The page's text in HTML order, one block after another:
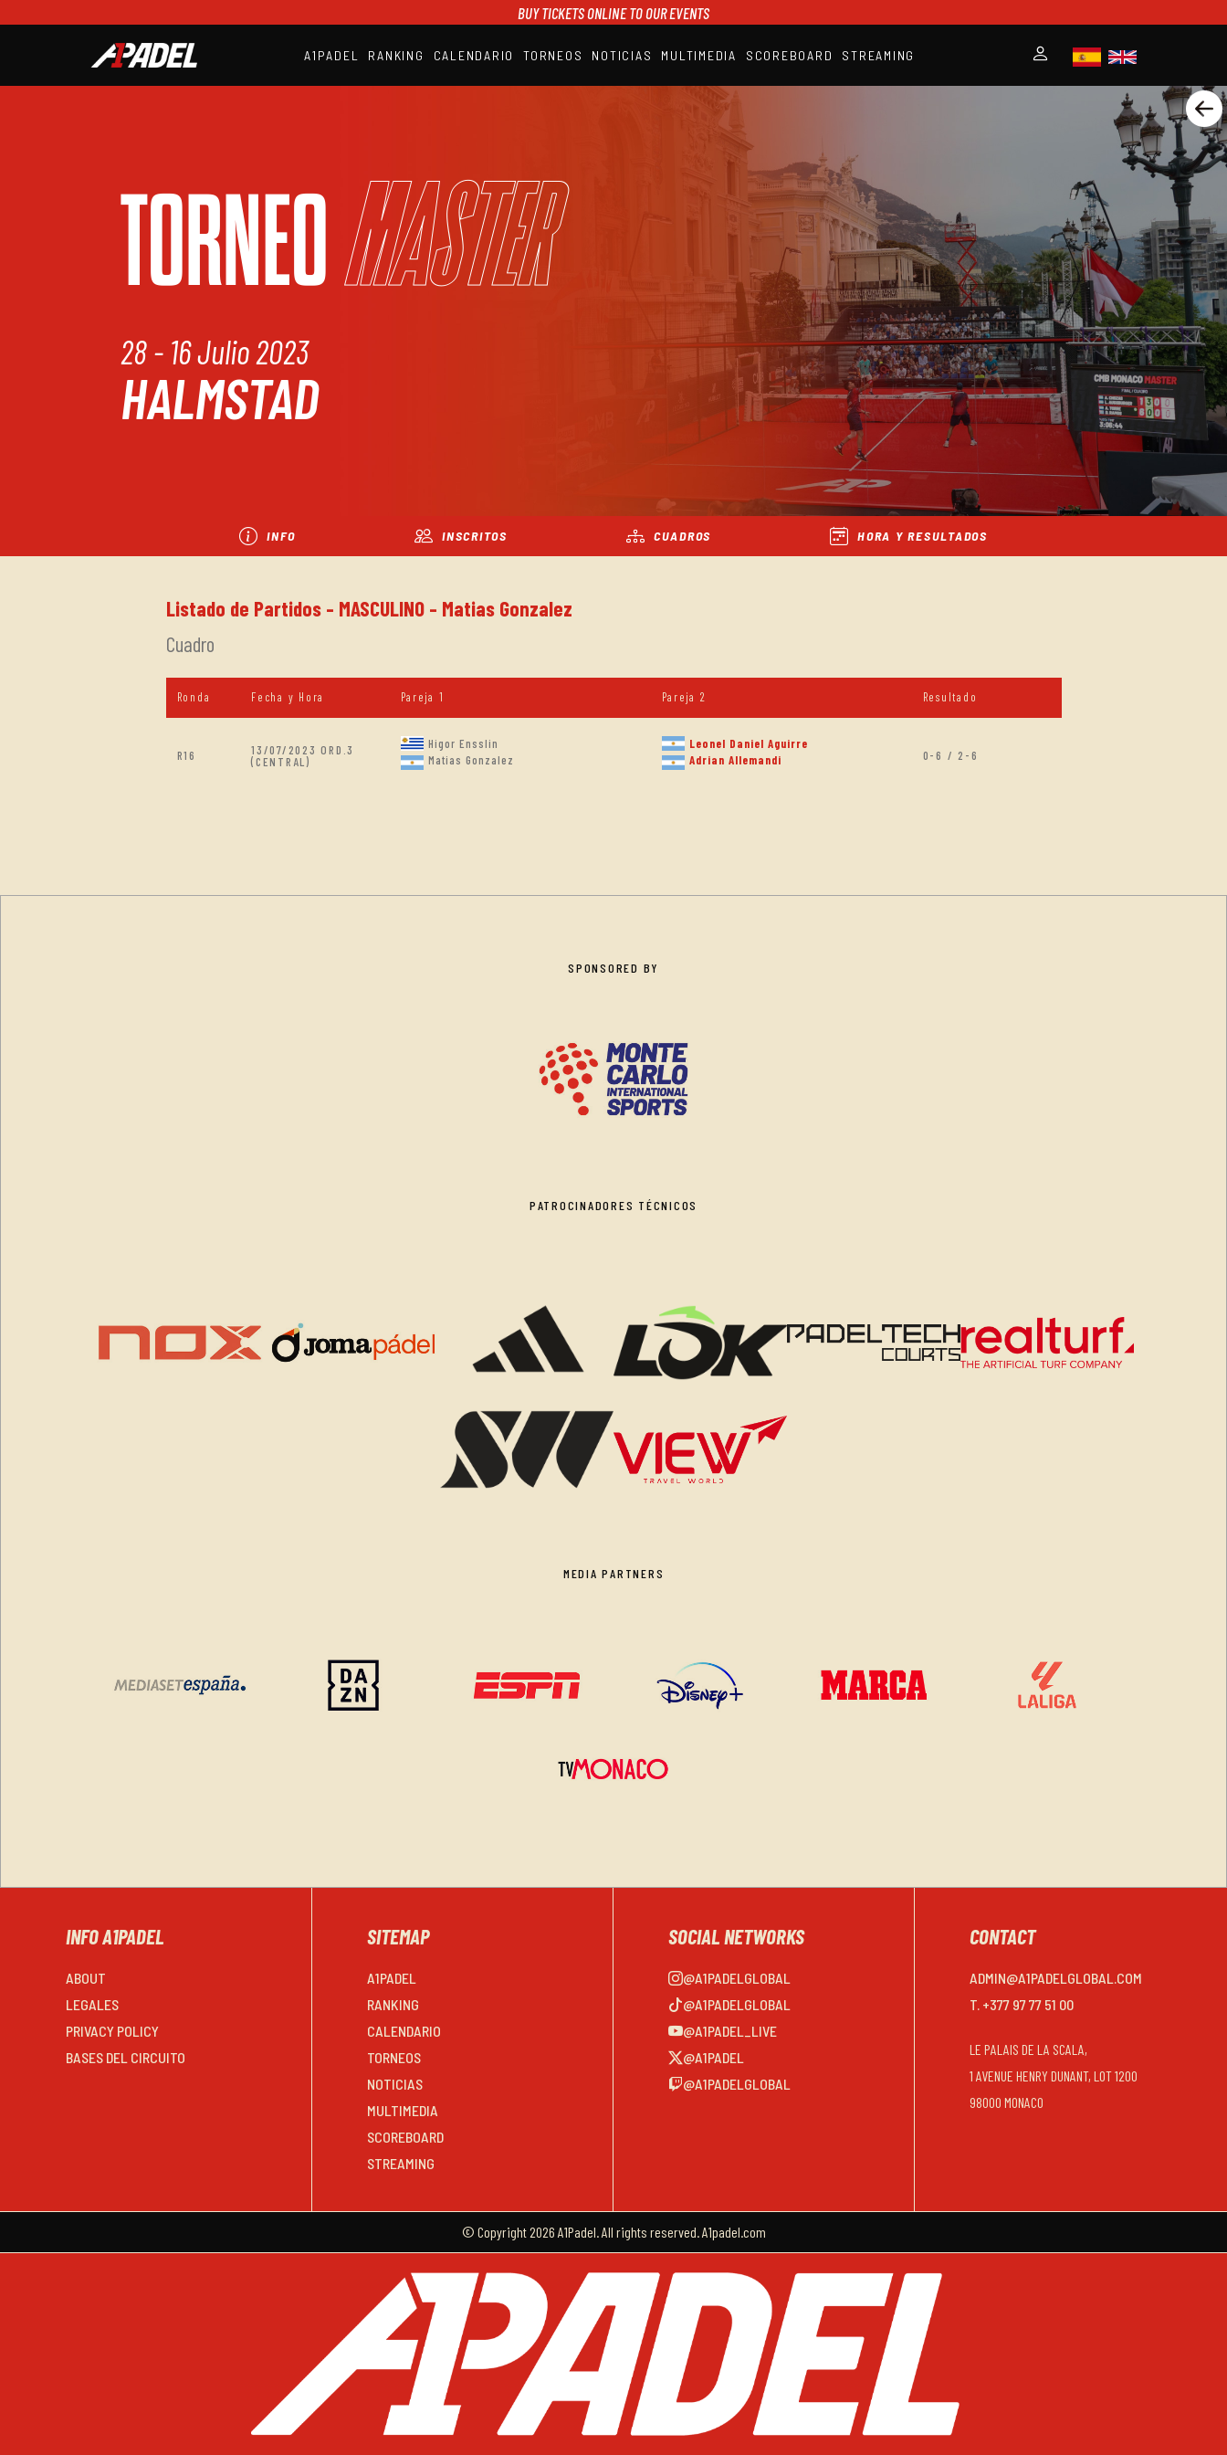
BUY TICKETS ONLINE TO OUR EVENTS
A1PADEL RANKING CALENDARIO TORNEOS NOTICIAS MULTIMEDIA SCOREBOARD STREAMING
SCOREBOARD
TORNEOMaster
28 - 16 Julio 2023
HALMSTAD
INFO INSCRITOS CUADROS HORA Y RESULTADOS
Listado de Partidos - MASCULINO - Matias Gonzalez
Cuadro
Ronda Fecha y Hora Pareja 1 Pareja 2 Resultado
R16
13/07/2023 ORD.3
(CENTRAL)
Higor Ensslin
Matias Gonzalez
Leonel Daniel Aguirre
Adrian Allemandi
0-6 / 2-6
SPONSORED BY
PATROCINADORES TÉCNICOS
MEDIA PARTNERS
INFO A1PADEL
ABOUT
LEGALES
PRIVACY POLICY
BASES DEL CIRCUITO
SITEMAP
A1PADEL
RANKING
CALENDARIO
TORNEOS
NOTICIAS
MULTIMEDIA
SCOREBOARD
STREAMING
SOCIAL NETWORKS
@A1PADELGLOBAL
@A1PADELGLOBAL
@A1PADEL_LIVE
@A1PADEL
@A1PADELGLOBAL
CONTACT
ADMIN@A1PADELGLOBAL.COM
T. +377 97 77 51 00
LE PALAIS DE LA SCALA,
1 AVENUE HENRY DUNANT, LOT 1200
98000 MONACO
© Copyright 2026 A1Padel. All rights reserved. A1padel.com